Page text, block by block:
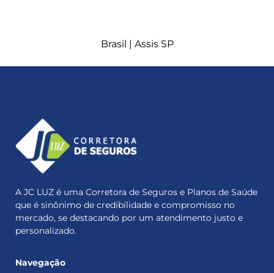
Brasil | Assis SP
A JC LUZ é uma Corretora de Seguros e Planos de Saúde
que é sinônimo de credibilidade e compromisso no
mercado, se destacando por um atendimento justo e
personalizado.
Navegação